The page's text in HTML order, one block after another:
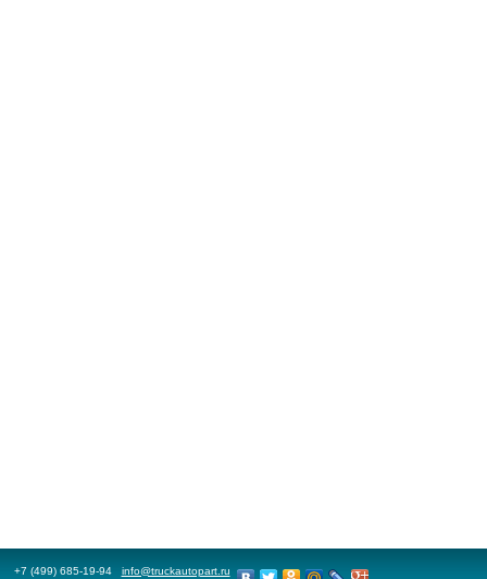
+7 (499) 685-19-94 info@truckautopart.ru